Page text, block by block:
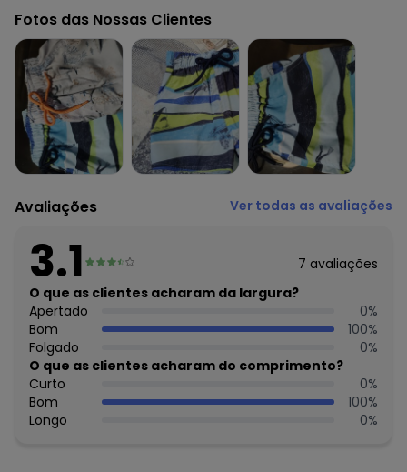
Código do produto: 7668811
Fornecedor: LUNELLI COMERCIO DO VESTUARIO LTDA / CNPJ
75.552.133/0001-70
Feito: Brasil
Cuidados para conservação do produto: Lavagem a mão;
Não alvejar; Não secar em tambor; Secagem em varal à
sombra; Não passar; Não limpar a seco; Limpeza a úmido
profissional; Processo suave
Tecido: Viscose
Composição: 93% poliéster 7% elastano
Histórico de preços
O preço apresentado abaixo é o menor oferecido em
algum dia do mês, para o menor tamanho disponível.
agosto/2026
N/D*
julho/2026
junho/2026 N/D*
maio/2026 N/D*
abril/2026 N/D*
março/2026
fevereiro/2026 R$ 29,96
Fotos das Nossas Clientes
Avaliações Ver todas as avaliações
3.1 7 avaliações
O que as clientes acharam da largura?
Apertado
0%
Bom
100%
Folgado
0%
O que as clientes acharam do comprimento?
Curto
0%
Bom
100%
Longo
0%